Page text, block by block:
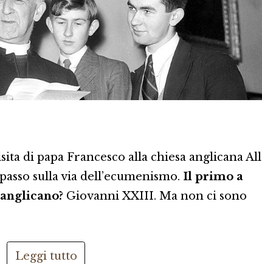
di papa Francesco alla chiesa anglicana All
sulla via dell’ecumenismo. Il primo a
Giovanni XXIII. Ma non ci sono
Leggi tutto